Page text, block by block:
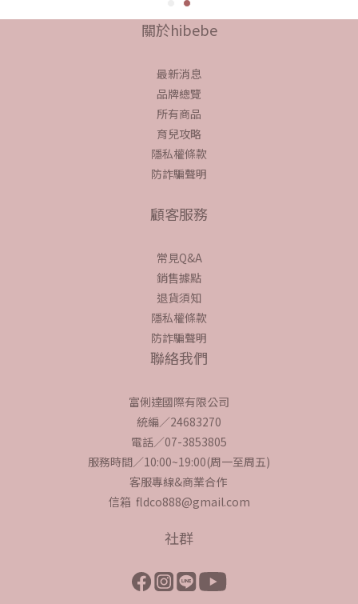
關於hibebe
最新消息
品牌總覽
所有商品
育兒攻略
隱私權條款
防詐騙聲明
顧客服務
常見Q&A
銷售據點
退貨須知
隱私權條款
防詐騙聲明
聯絡我們
富俐達國際有限公司
統編／24683270
電話／07-3853805
服務時間／10:00~19:00(周一至周五)
客服專線&商業合作
信箱 fldco888@gmail.com
社群